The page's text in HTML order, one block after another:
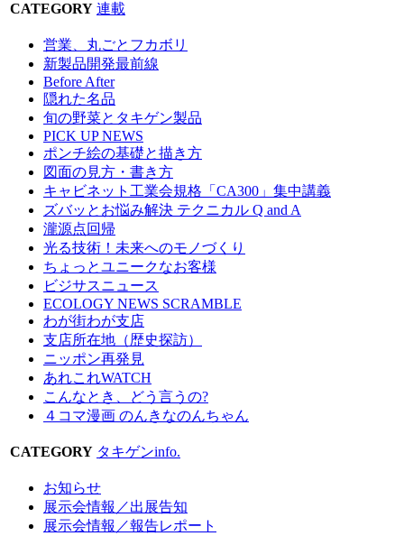
CATEGORY 連載
営業、丸ごとフカボリ
新製品開発最前線
Before After
隠れた名品
旬の野菜とタキゲン製品
PICK UP NEWS
ポンチ絵の基礎と描き方
図面の見方・書き方
キャビネット工業会規格「CA300」集中講義
ズバッとお悩み解決 テクニカル Q and A
瀧源点回帰
光る技術！未来へのモノづくり
ちょっとユニークなお客様
ビジサスニュース
ECOLOGY NEWS SCRAMBLE
わが街わが支店
支店所在地（歴史探訪）
ニッポン再発見
あれこれWATCH
こんなとき、どう言うの?
４コマ漫画 のんきなのんちゃん
CATEGORY タキゲンinfo.
お知らせ
展示会情報／出展告知
展示会情報／報告レポート